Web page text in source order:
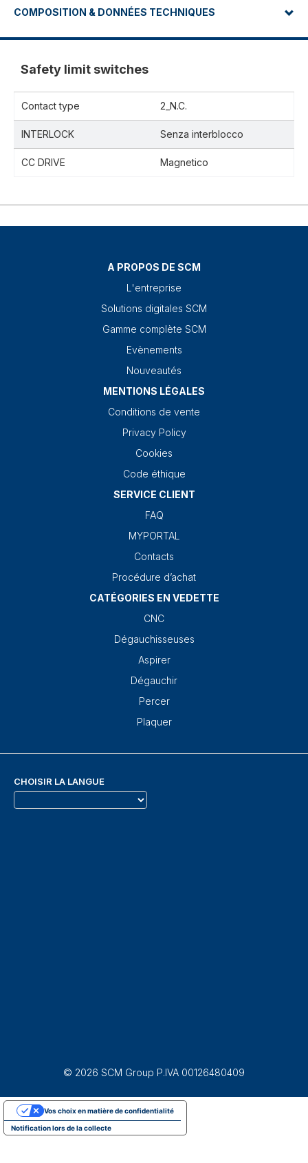
COMPOSITION & DONNÉES TECHNIQUES
Safety limit switches
Contact type 2_N.C.
INTERLOCK Senza interblocco
CC DRIVE Magnetico
A PROPOS DE SCM
L'entreprise
Solutions digitales SCM
Gamme complète SCM
Evènements
Nouveautés
MENTIONS LÉGALES
Conditions de vente
Privacy Policy
Cookies
Code éthique
SERVICE CLIENT
FAQ
MYPORTAL
Contacts
Procédure d’achat
CATÉGORIES EN VEDETTE
CNC
Dégauchisseuses
Aspirer
Dégauchir
Percer
Plaquer
CHOISIR LA LANGUE
© 2026 SCM Group P.IVA 00126480409
Notification lors de la collecte
Vos choix en matière de confidentialité